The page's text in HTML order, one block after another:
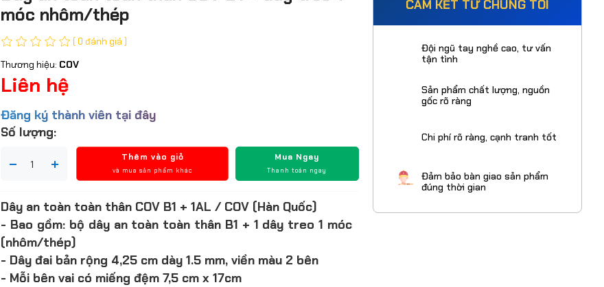
móc nhôm/thép
( 0 đánh giá )
Thương hiệu: COV
Liên hệ
Đăng ký thành viên tại đây
Số lượng:
Thêm vào giỏ
và mua sản phẩm khác
Mua Ngay
Thanh toán ngay
Dây an toàn toàn thân COV B1 + 1AL / COV (Hàn Quốc)
- Bao gồm: bộ dây an toàn toàn thân B1 + 1 dây treo 1 móc
(nhôm/thép)
- Dây đai bản rộng 4,25 cm dày 1.5 mm, viền màu 2 bên
- Mỗi bên vai có miếng đệm 7,5 cm x 17cm
CAM KẾT TỪ CHÚNG TÔI
Đội ngũ tay nghề cao, tư vấn
tận tình
Sản phẩm chất lượng, nguồn
gốc rõ ràng
Đảm bảo bàn giao sản phẩm